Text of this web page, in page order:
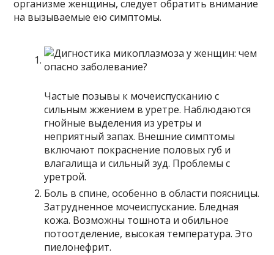
организме женщины, следует обратить внимание
на вызываемые ею симптомы.
Частые позывы к мочеиспусканию с
сильным жжением в уретре. Наблюдаются
гнойные выделения из уретры и
неприятный запах. Внешние симптомы
включают покраснение половых губ и
влагалища и сильный зуд. Проблемы с
уретрой.
Боль в спине, особенно в области поясницы.
Затрудненное мочеиспускание. Бледная
кожа. Возможны тошнота и обильное
потоотделение, высокая температура. Это
пиелонефрит.